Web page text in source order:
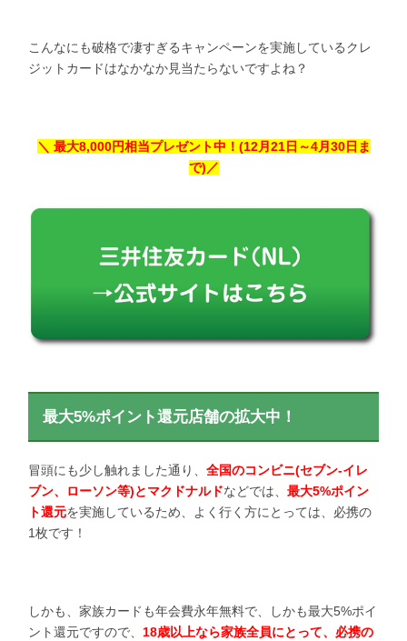
こんなにも破格で凄すぎるキャンペーンを実施しているクレ
ジットカードはなかなか見当たらないですよね？
＼ 最大8,000円相当プレゼント中！(12月21日～4月30日ま
で)／
最大5%ポイント還元店舗の拡大中！
冒頭にも少し触れました通り、全国のコンビニ(セブン-イレ
ブン、ローソン等)とマクドナルドなどでは、最大5%ポイン
ト還元を実施しているため、よく行く方にとっては、必携の
1枚です！
しかも、家族カードも年会費永年無料で、しかも最大5%ポイ
ント還元ですので、18歳以上なら家族全員にとって、必携の